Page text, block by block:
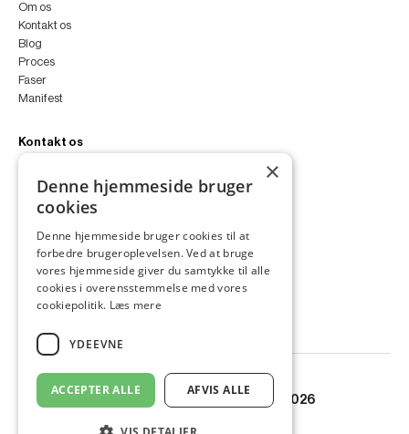
Om os
Kontakt os
Blog
Proces
Faser
Manifest
Kontakt os
+45 4252 0011
VA11a
2300 København S
Instagram
LinkedIn
© Copyright PETER FYLLGRAF 2026
×
Denne hjemmeside bruger
cookies
Denne hjemmeside bruger cookies til at
forbedre brugeroplevelsen. Ved at bruge
vores hjemmeside giver du samtykke til alle
cookies i overensstemmelse med vores
cookiepolitik. Læs mere
YDEEVNE
ACCEPTER ALLE AFVIS ALLE